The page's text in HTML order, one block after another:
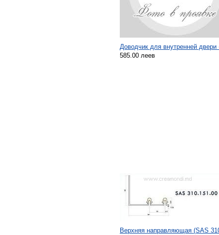
Доводчик для внутренней двери
585.00 леев
Верхняя направляющая (SAS